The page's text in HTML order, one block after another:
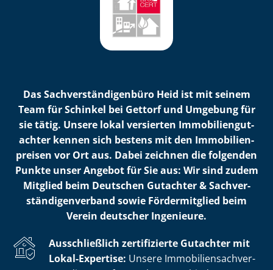
Das Sach­ver­stän­di­gen­bü­ro Heid ist mit seinem
Team für Schinkel bei Gettorf und Umgebung für
sie tätig. Unsere lokal versierten Im­mo­bi­li­en­gut­
ach­ter kennen sich bestens mit den Im­mo­bi­li­en­
prei­sen vor Ort aus. Dabei zeichnen die folgenden
Punkte unser Angebot für Sie aus: Wir sind zudem
Mitglied beim Deutschen Gutachter & Sach­ver­
stän­di­gen­ver­band sowie Fördermitglied beim
Verein deutscher Ingenieure.
Ausschließlich zertifizierte Gutachter mit
Lokal-Expertise: Unsere Im­mo­bi­li­en­sach­ver­